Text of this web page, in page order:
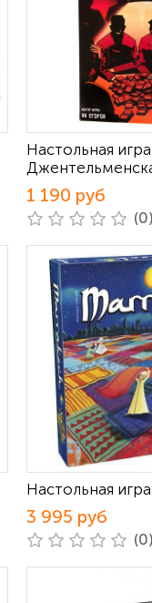
Настольная игра
1 190 руб
Настольная
3 995 руб